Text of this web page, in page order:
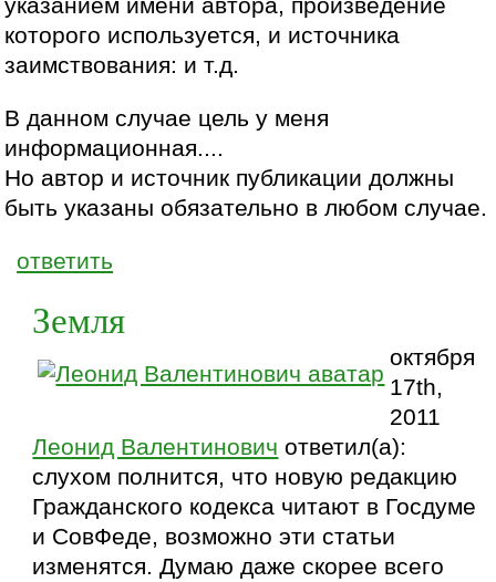
указанием имени автора, произведение
которого используется, и источника
заимствования: и т.д.
В данном случае цель у меня
информационная....
Но автор и источник публикации должны
быть указаны обязательно в любом случае.
ответить
Земля
октября
17th,
2011
Леонид Валентинович ответил(а):
слухом полнится, что новую редакцию
Гражданского кодекса читают в Госдуме
и СовФеде, возможно эти статьи
изменятся. Думаю даже скорее всего